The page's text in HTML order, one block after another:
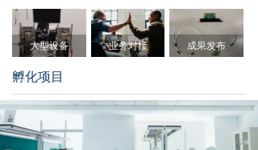
孵化项目
大型设备 业务对接 成果发布